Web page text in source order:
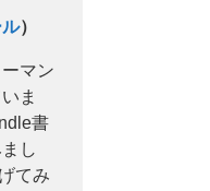
）
マン
ま
書
し
てみ